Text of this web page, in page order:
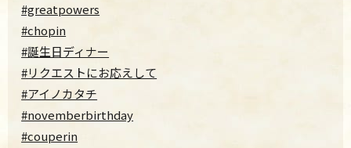
#greatpowers
#chopin
#誕生日ディナー
#リクエストにお応えして
#アイノカタチ
#novemberbirthday
#couperin